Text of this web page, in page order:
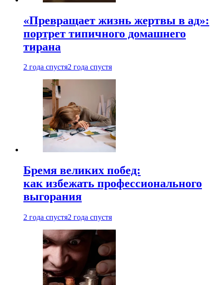
«Превращает жизнь жертвы в ад»:
портрет типичного домашнего
тирана
2 года спустя2 года спустя
Бремя великих побед:
как избежать профессионального
выгорания
2 года спустя2 года спустя